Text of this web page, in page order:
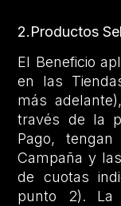
2.Productos
El Beneficio
en las
más
través de la
Pago,
Campaña y
de cuotas
punto 2). La